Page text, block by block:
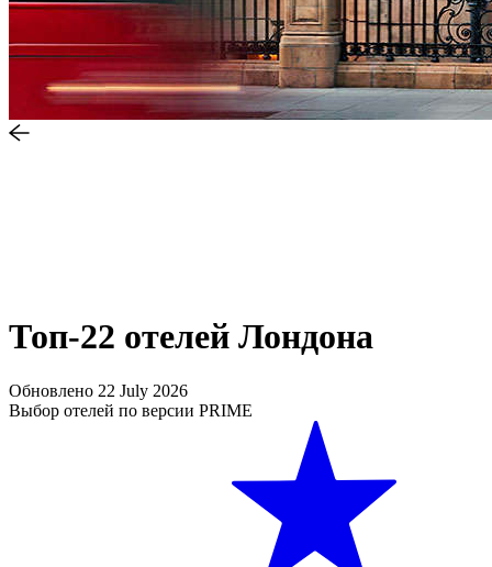
Топ-22 отелей Лондона
Обновлено 22 July 2026
Выбор отелей по версии PRIME